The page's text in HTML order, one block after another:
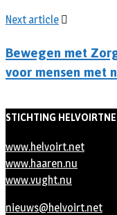
Next article
Bewegen met
voor mensen met
STICHTING
www.helvoirt.net
www.haaren.nu
www.vught.nu
nieuws@helvoirt.net